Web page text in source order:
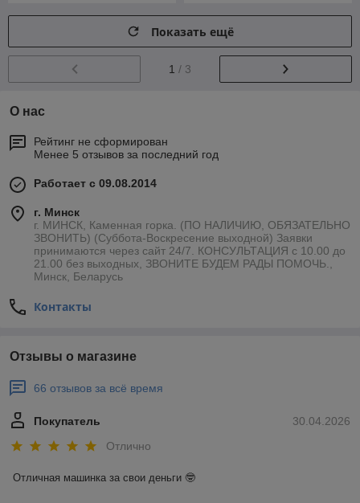
Показать ещё
1 / 3
О нас
Рейтинг не сформирован
Менее 5 отзывов за последний год
Работает с 09.08.2014
г. Минск
г. МИНСК, Каменная горка. (ПО НАЛИЧИЮ, ОБЯЗАТЕЛЬНО
ЗВОНИТЬ) (Суббота-Воскресение выходной) Заявки
принимаются через сайт 24/7. КОНСУЛЬТАЦИЯ с 10.00 до
21.00 без выходных, ЗВОНИТЕ БУДЕМ РАДЫ ПОМОЧЬ.,
Минск, Беларусь
Контакты
Отзывы о магазине
66 отзывов за всё время
30.04.2026
Покупатель
Отлично
Отличная машинка за свои деньги 🤓